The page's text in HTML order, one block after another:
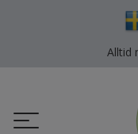
Alltid